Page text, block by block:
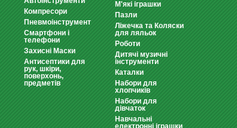
Компресори
Пневмоінструмент
Смартфони і
телефони
Захисні Маски
Антисептики для
рук, шкіри,
поверхонь,
предметів
М'які іграшки
Пазли
Ліжечка та Коляски
для ляльок
Роботи
Дитячі музичні
інструменти
Каталки
Набори для
хлопчиків
Набори для
дівчаток
Навчальні
електронні іграшки